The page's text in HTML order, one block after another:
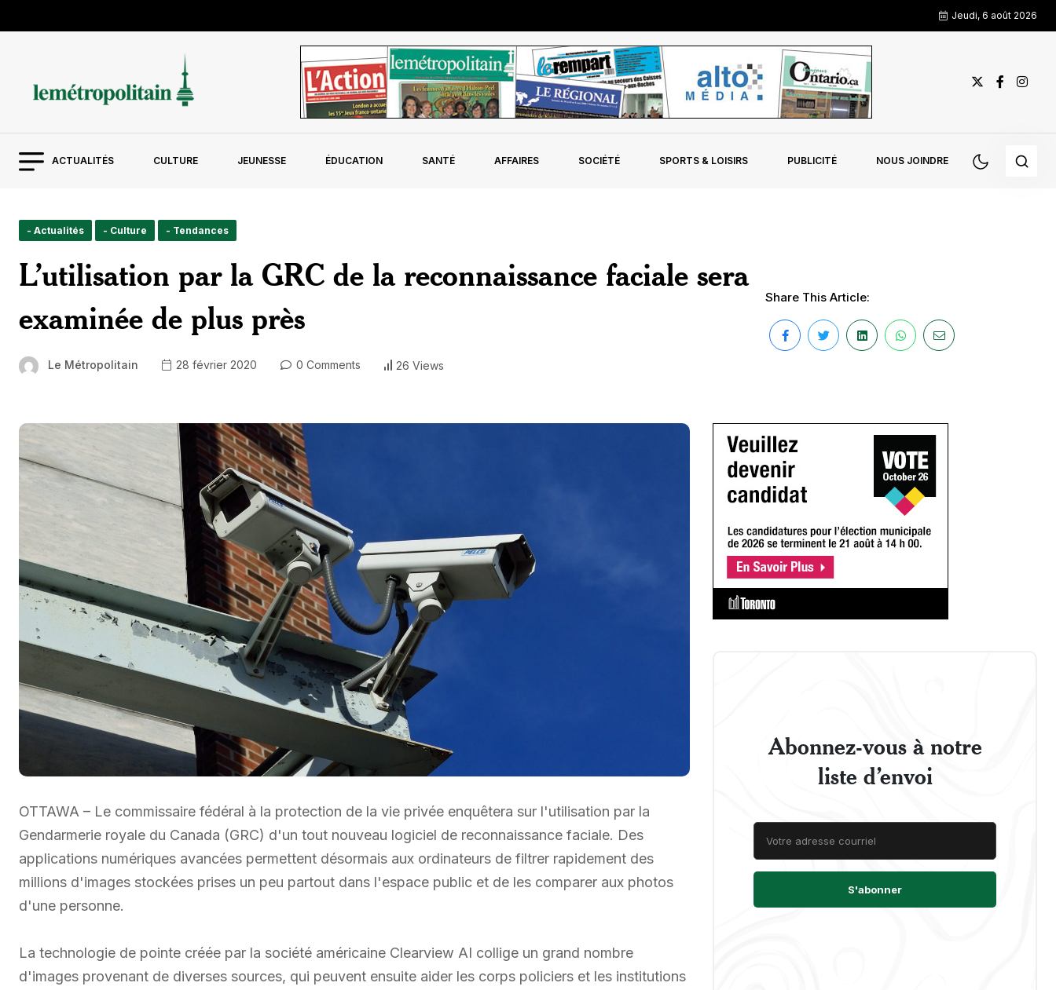
Jeudi, 6 août 2026
ACTUALITÉS CULTURE JEUNESSE ÉDUCATION SANTÉ AFFAIRES SOCIÉTÉ SPORTS & LOISIRS PUBLICITÉ NOUS JOINDRE
- Actualités - Culture - Tendances
L’utilisation par la GRC de la reconnaissance faciale sera
examinée de plus près
Le Métropolitain 28 février 2020 0 Comments 26 Views
Share This Article:
OTTAWA – Le commissaire fédéral à la protection de la vie privée enquêtera sur l'utilisation par la
Gendarmerie royale du Canada (GRC) d'un tout nouveau logiciel de reconnaissance faciale. Des
applications numériques avancées permettent désormais aux ordinateurs de filtrer rapidement des
millions d'images stockées prises un peu partout dans l'espace public et de les comparer aux photos
d'une personne.
La technologie de pointe créée par la société américaine Clearview AI collige un grand nombre
d'images provenant de diverses sources, qui peuvent ensuite aider les corps policiers et les institutions
Abonnez-vous à notre
liste d’envoi